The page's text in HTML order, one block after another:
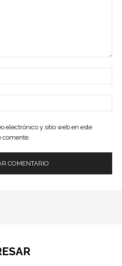
electrónico y sitio web en este
comente.